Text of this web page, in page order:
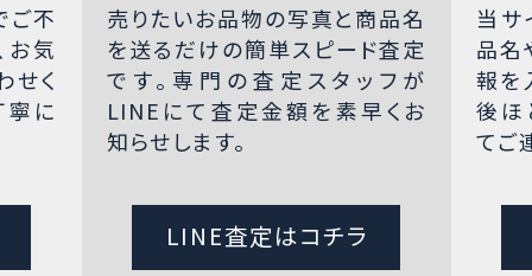
ご不
お気
せく
寧に
売りたいお品物の写真と商品名
を送るだけの簡単スピード査定
です。専門の査定スタッフが
LINEにて査定金額を素早くお
知らせします。
LINE査定はコチラ
当サ
品名
報を
後ほ
てご